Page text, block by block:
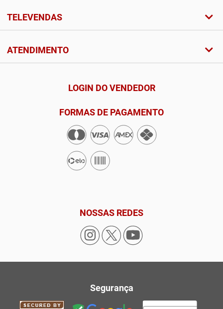
TELEVENDAS
ATENDIMENTO
LOGIN DO VENDEDOR
FORMAS DE PAGAMENTO
NOSSAS REDES
Segurança